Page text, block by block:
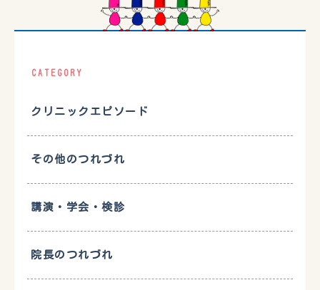
CATEGORY
クリニックエピソード
その他のつれづれ
講演・学会・検診
院長のつれづれ